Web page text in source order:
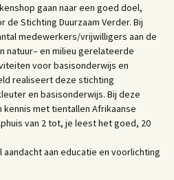
gaan naar een goed doel,
Stichting Duurzaam Verder. Bij
medewerkers/vrijwilligers aan de
natuur– en milieu gerelateerde
voor basisonderwijs en
realiseert deze stichting
en basisonderwijs. Bij deze
met tientallen Afrikaanse
van 2 tot, je leest het goed, 20
aan educatie en voorlichting